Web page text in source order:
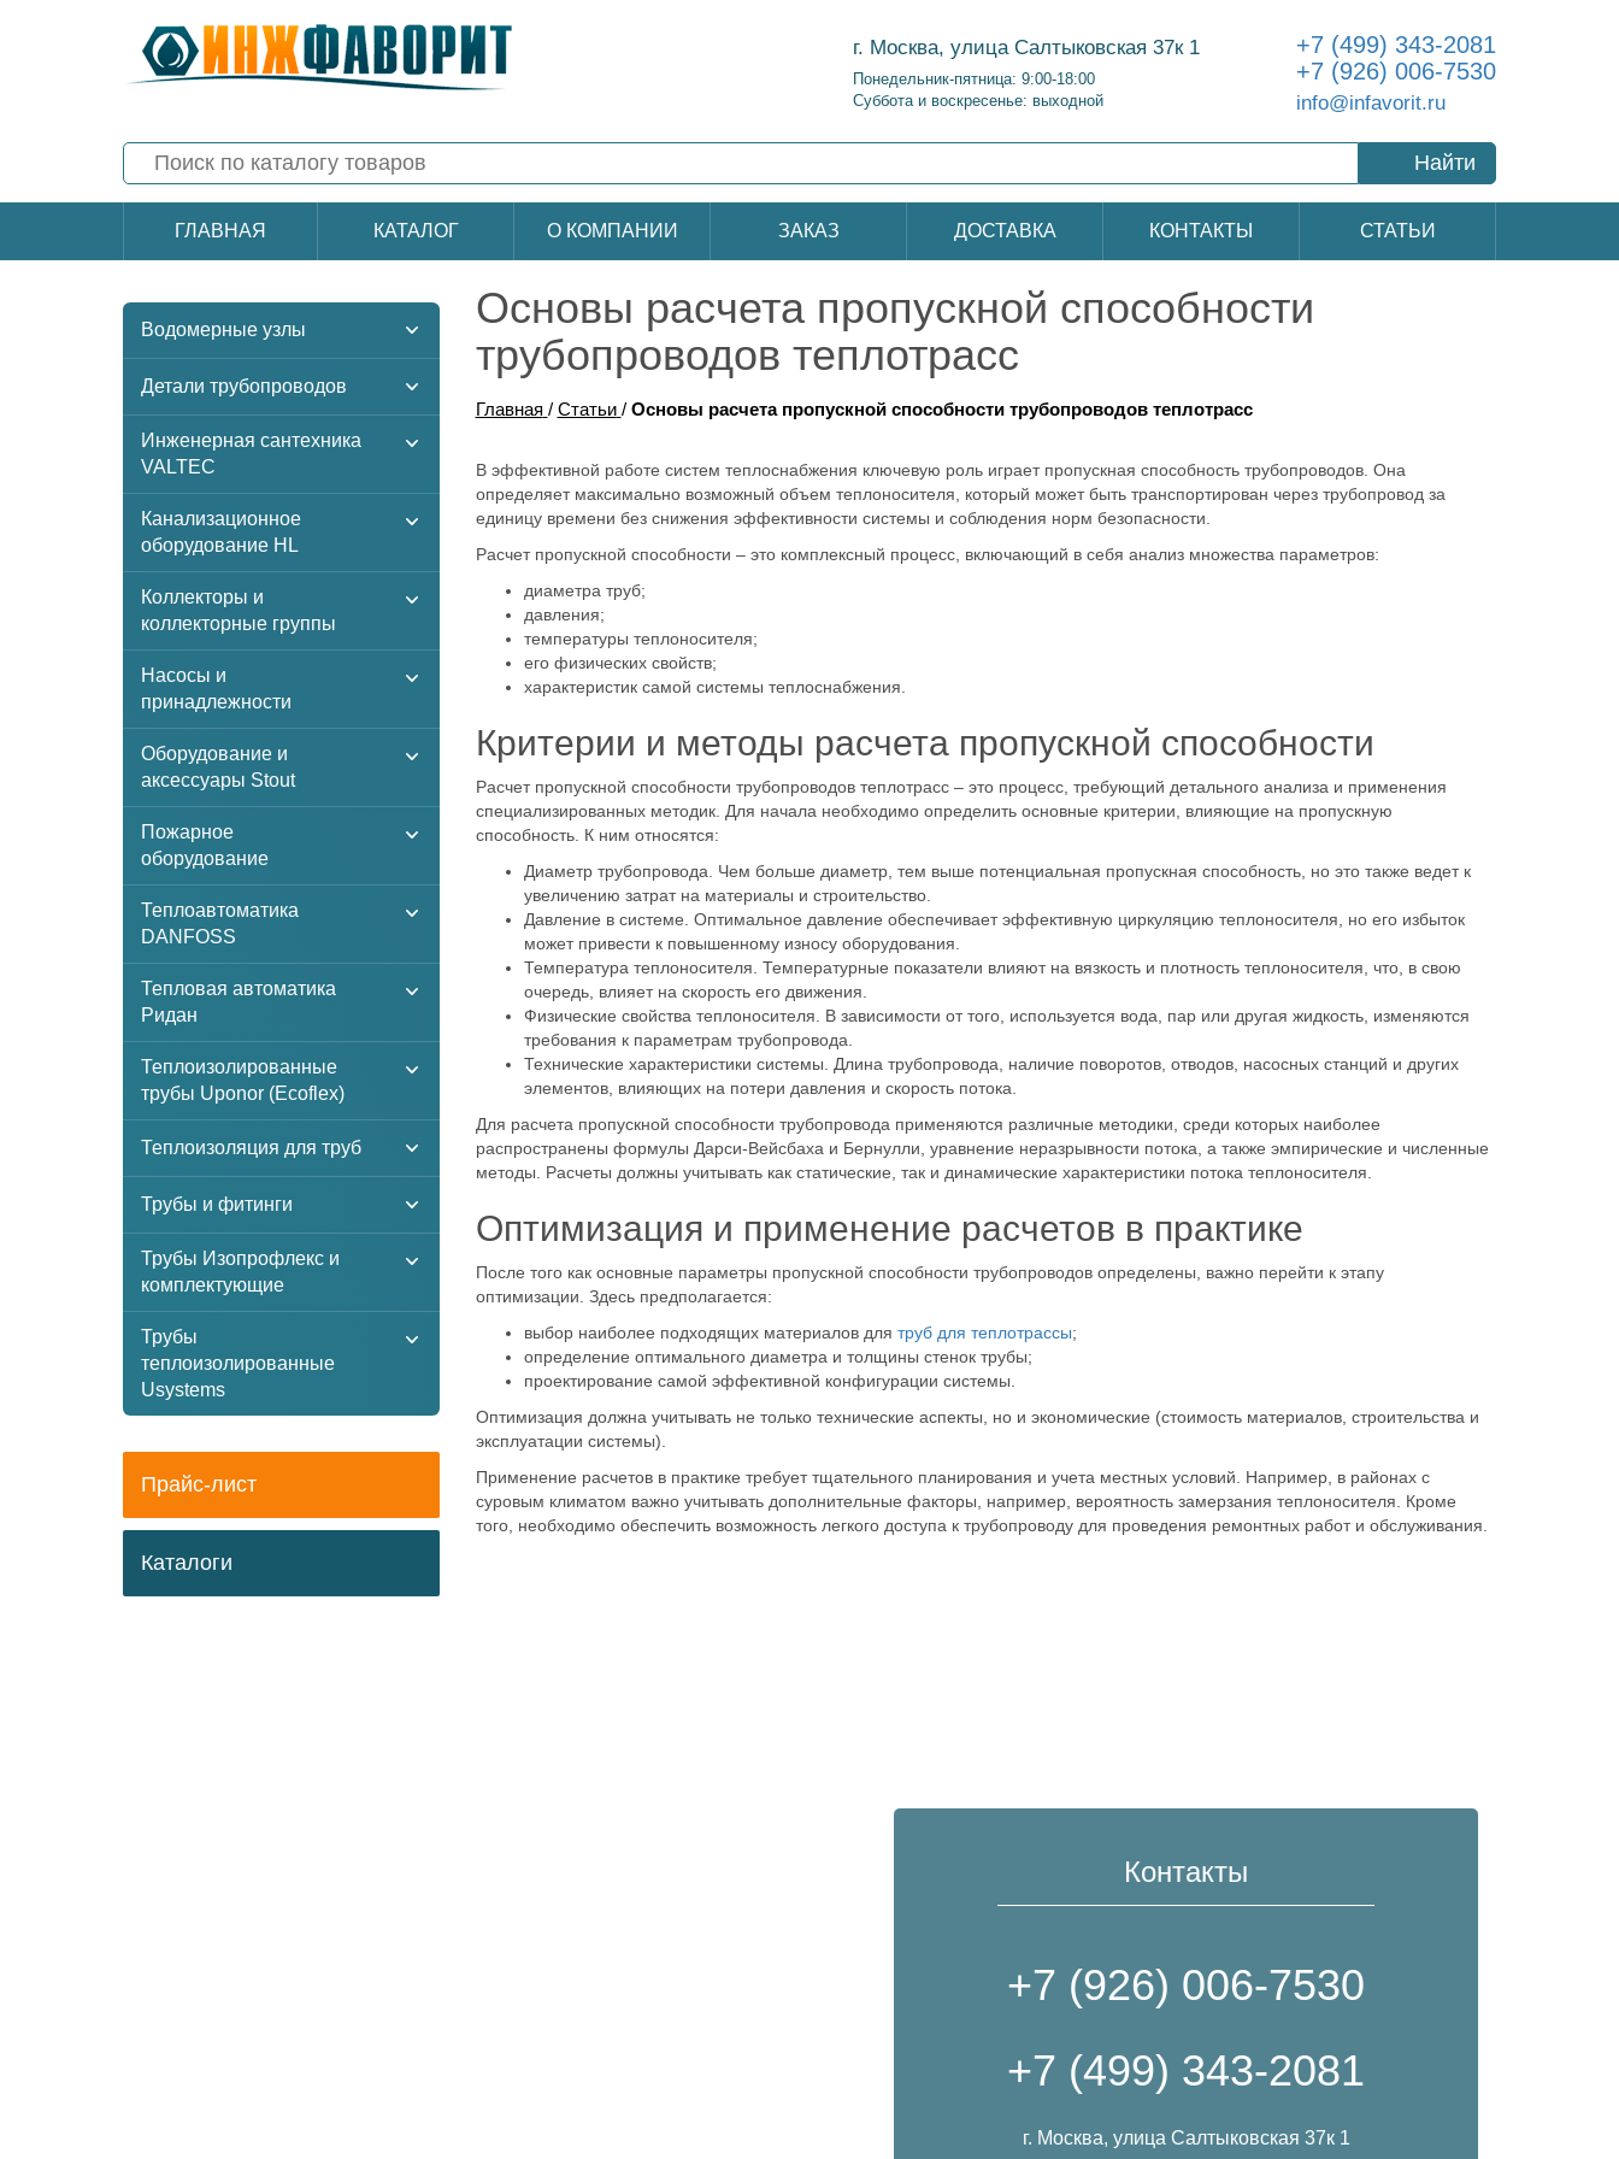
г. Москва, улица Салтыковская 37к 1
Понедельник-пятница: 9:00-18:00
Суббота и воскресенье: выходной
+7 (499) 343-2081
+7 (926) 006-7530
info@infavorit.ru
Найти
ГЛАВНАЯ КАТАЛОГ О КОМПАНИИ ЗАКАЗ ДОСТАВКА КОНТАКТЫ СТАТЬИ
Водомерные узлы
Детали трубопроводов
Инженерная сантехника
VALTEC
Канализационное
оборудование HL
Коллекторы и
коллекторные группы
Насосы и
принадлежности
Оборудование и
аксессуары Stout
Пожарное
оборудование
Теплоавтоматика
DANFOSS
Тепловая автоматика
Ридан
Теплоизолированные
трубы Uponor (Ecoflex)
Теплоизоляция для труб
Трубы и фитинги
Трубы Изопрофлекс и
комплектующие
Трубы
теплоизолированные
Usystems
Прайс-лист
Каталоги
Основы расчета пропускной способности
трубопроводов теплотрасс
Главная / Статьи / Основы расчета пропускной способности трубопроводов теплотрасс
В эффективной работе систем теплоснабжения ключевую роль играет пропускная способность трубопроводов. Она
определяет максимально возможный объем теплоносителя, который может быть транспортирован через трубопровод за
единицу времени без снижения эффективности системы и соблюдения норм безопасности.
Расчет пропускной способности – это комплексный процесс, включающий в себя анализ множества параметров:
диаметра труб;
давления;
температуры теплоносителя;
его физических свойств;
характеристик самой системы теплоснабжения.
Критерии и методы расчета пропускной способности
Расчет пропускной способности трубопроводов теплотрасс – это процесс, требующий детального анализа и применения
специализированных методик. Для начала необходимо определить основные критерии, влияющие на пропускную
способность. К ним относятся:
Диаметр трубопровода. Чем больше диаметр, тем выше потенциальная пропускная способность, но это также ведет к
увеличению затрат на материалы и строительство.
Давление в системе. Оптимальное давление обеспечивает эффективную циркуляцию теплоносителя, но его избыток
может привести к повышенному износу оборудования.
Температура теплоносителя. Температурные показатели влияют на вязкость и плотность теплоносителя, что, в свою
очередь, влияет на скорость его движения.
Физические свойства теплоносителя. В зависимости от того, используется вода, пар или другая жидкость, изменяются
требования к параметрам трубопровода.
Технические характеристики системы. Длина трубопровода, наличие поворотов, отводов, насосных станций и других
элементов, влияющих на потери давления и скорость потока.
Для расчета пропускной способности трубопровода применяются различные методики, среди которых наиболее
распространены формулы Дарси-Вейсбаха и Бернулли, уравнение неразрывности потока, а также эмпирические и численные
методы. Расчеты должны учитывать как статические, так и динамические характеристики потока теплоносителя.
Оптимизация и применение расчетов в практике
После того как основные параметры пропускной способности трубопроводов определены, важно перейти к этапу
оптимизации. Здесь предполагается:
выбор наиболее подходящих материалов для труб для теплотрассы;
определение оптимального диаметра и толщины стенок трубы;
проектирование самой эффективной конфигурации системы.
Оптимизация должна учитывать не только технические аспекты, но и экономические (стоимость материалов, строительства и
эксплуатации системы).
Применение расчетов в практике требует тщательного планирования и учета местных условий. Например, в районах с
суровым климатом важно учитывать дополнительные факторы, например, вероятность замерзания теплоносителя. Кроме
того, необходимо обеспечить возможность легкого доступа к трубопроводу для проведения ремонтных работ и обслуживания.
Контакты
+7 (926) 006-7530
+7 (499) 343-2081
г. Москва, улица Салтыковская 37к 1